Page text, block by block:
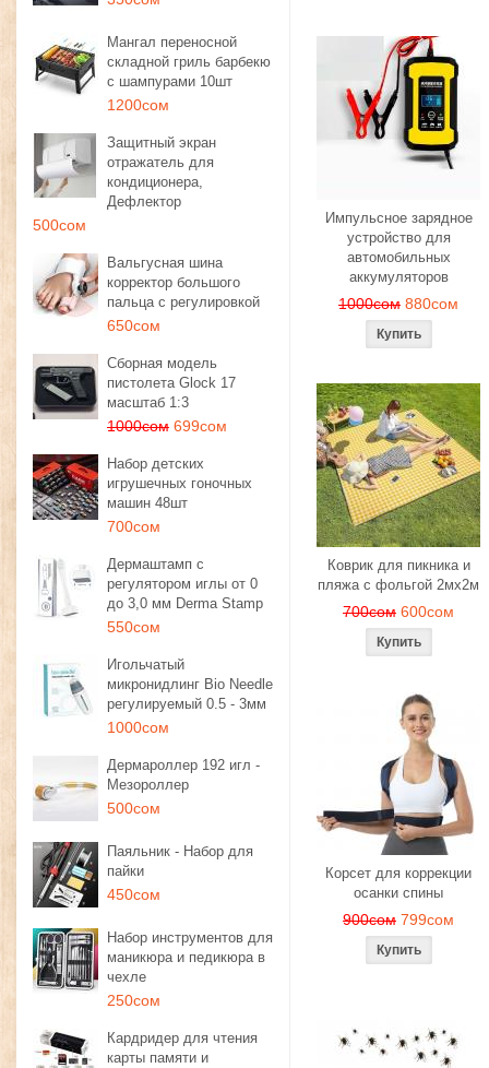
Мангал переносной
складной гриль барбекю
с шампурами 10шт
1200сом
Защитный экран
отражатель для
кондиционера,
Дефлектор
500сом
Вальгусная шина
корректор большого
пальца с регулировкой
650сом
Сборная модель
пистолета Glock 17
масштаб 1:3
1000сом 699сом
Набор детских
игрушечных гоночных
машин 48шт
700сом
Дермаштамп с
регулятором иглы от 0
до 3,0 мм Derma Stamp
550сом
Игольчатый
микронидлинг Bio Needle
регулируемый 0.5 - 3мм
1000сом
Дермароллер 192 игл -
Мезороллер
500сом
Паяльник - Набор для
пайки
450сом
Набор инструментов для
маникюра и педикюра в
чехле
250сом
Кардридер для чтения
карты памяти и
Импульсное зарядное
устройство для
автомобильных
аккумуляторов
1000сом 880сом
Коврик для пикника и
пляжа с фольгой 2мх2м
700сом 600сом
Корсет для коррекции
осанки спины
900сом 799сом